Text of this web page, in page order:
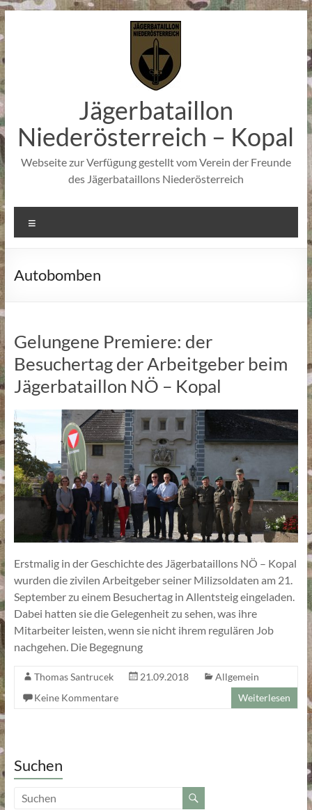
Zum
springen
Jägerbataillon
Niederösterreich – Kopal
Webseite zur Verfügung gestellt vom Verein der Freunde
des Jägerbataillons Niederösterreich
Autobomben
Gelungene Premiere: der
Besuchertag der Arbeitgeber beim
Jägerbataillon NÖ – Kopal
Erstmalig in der Geschichte des Jägerbataillons NÖ – Kopal
wurden die zivilen Arbeitgeber seiner Milizsoldaten am 21.
September zu einem Besuchertag in Allentsteig eingeladen.
Dabei hatten sie die Gelegenheit zu sehen, was ihre
Mitarbeiter leisten, wenn sie nicht ihrem regulären Job
nachgehen. Die Begegnung
Thomas Santrucek 21.09.2018
Allgemein
Keine Kommentare
Weiterlesen
Suchen